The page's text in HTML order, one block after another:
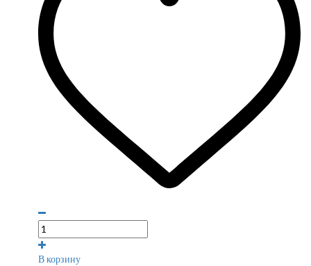
В корзину